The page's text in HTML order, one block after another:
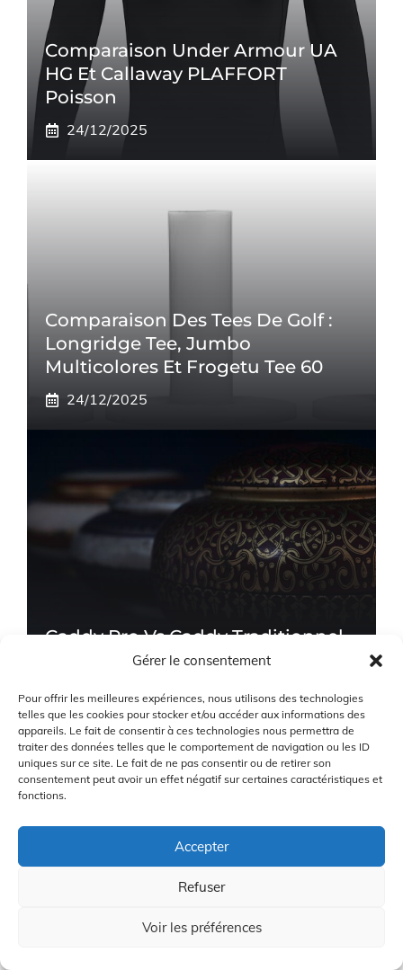
Gérer le consentement
Pour offrir les meilleures expériences, nous utilisons des technologies
telles que les cookies pour stocker et/ou accéder aux informations des
appareils. Le fait de consentir à ces technologies nous permettra de
traiter des données telles que le comportement de navigation ou les ID
uniques sur ce site. Le fait de ne pas consentir ou de retirer son
consentement peut avoir un effet négatif sur certaines caractéristiques et
fonctions.
Accepter
Refuser
Voir les préférences
Comparaison Under Armour UA
HG Et Callaway PLAFFORT
Poisson
24/12/2025
Comparaison Des Tees De Golf :
Longridge Tee, Jumbo
Multicolores Et Frogetu Tee 60
24/12/2025
Caddy Pro Vs Caddy Traditionnel
24/12/2025
Chaussures de sport PUMA :
Performance et style au rendez-
vous !
HG et Callaway PLAFFORT
Poisson